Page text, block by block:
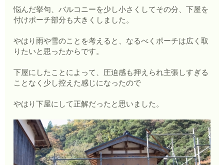
悩んだ挙句、バルコニーを少し小さくしてその分、下屋を
付けポーチ部分も大きくしました。
やはり雨や雪のことを考えると、なるべくポーチは広く取
りたいと思ったからです。
下屋にしたことによって、圧迫感も押えられ主張しすぎる
ことなく少し控えた感じになったので
やはり下屋にして正解だったと思いました。